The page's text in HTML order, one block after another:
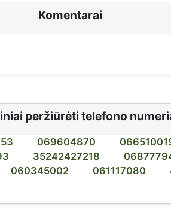
Komentarai
peržiūrėti telefono
069604870
35242427218
060345002 061117080